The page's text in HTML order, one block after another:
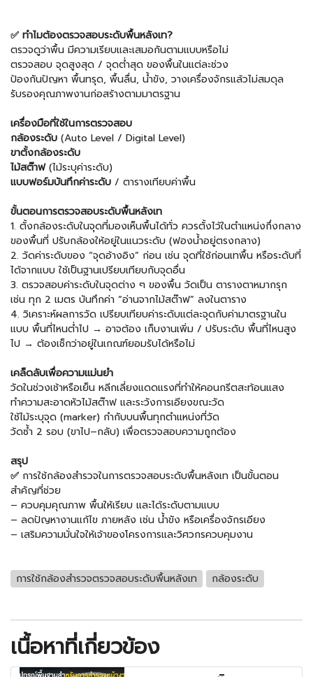
✅ ทำไมต้องตรวจสอบระดับพื้นหลังเท?
ตรวจดูว่าพื้น มีความเรียบและเสมอกันตามแบบหรือไม่
ตรวจสอบ จุดสูงสุด / จุดต่ำสุด ของพื้นในแต่ละช่วง
ป้องกันปัญหา พื้นทรุด, พื้นลื่น, น้ำขัง, วางเครื่องจักรแล้วไม่สมดุล
รับรองคุณภาพงานก่อสร้างตามมาตรฐาน
เครื่องมือที่ใช้ในการตรวจสอบ
กล้องระดับ (Auto Level / Digital Level)
ขาตั้งกล้องระดับ
ไม้สต๊าฟ(ไม้ระบุค่าระดับ)
แบบฟอร์มบันทึกค่าระดับ / ตารางเทียบค่าพื้น
ขั้นตอนการตรวจสอบระดับพื้นหลังเท
1. ตั้งกล้องระดับในจุดที่มองเห็นพื้นได้ทั่ว ควรตั้งไว้ในตำแหน่งกึ่งกลาง
ของพื้นที่ ปรับกล้องให้อยู่ในแนวระดับ (ฟองน้ำอยู่ตรงกลาง)
2. วัดค่าระดับของ “จุดอ้างอิง” ก่อน เช่น จุดที่ใช้ก่อนเทพื้น หรือระดับที่
ได้จากแบบ ใช้เป็นฐานเปรียบเทียบกับจุดอื่น
3. ตรวจสอบค่าระดับในจุดต่าง ๆ ของพื้น วัดเป็น ตารางตาหมากรุก
เช่น ทุก 2 เมตร บันทึกค่า “อ่านจากไม้สต๊าฟ” ลงในตาราง
4. วิเคราะห์ผลการวัด เปรียบเทียบค่าระดับแต่ละจุดกับค่ามาตรฐานใน
แบบ พื้นที่ไหนต่ำไป → อาจต้อง เก็บงานเพิ่ม / ปรับระดับ พื้นที่ไหนสูง
ไป → ต้องเช็กว่าอยู่ในเกณฑ์ยอมรับได้หรือไม่
เคล็ดลับเพื่อความแม่นยำ
วัดในช่วงเช้าหรือเย็น หลีกเลี่ยงแดดแรงที่ทำให้คอนกรีตสะท้อนแสง
ทำความสะอาดหัวไม้สต๊าฟ และระวังการเอียงขณะวัด
ใช้ไม้ระบุจุด (marker) กำกับบนพื้นทุกตำแหน่งที่วัด
วัดซ้ำ 2 รอบ (ขาไป–กลับ) เพื่อตรวจสอบความถูกต้อง
สรุป
✅ การใช้กล้องสำรวจในการตรวจสอบระดับพื้นหลังเท เป็นขั้นตอน
สำคัญที่ช่วย
– ควบคุมคุณภาพ พื้นให้เรียบ และได้ระดับตามแบบ
– ลดปัญหางานแก้ไข ภายหลัง เช่น น้ำขัง หรือเครื่องจักรเอียง
– เสริมความมั่นใจให้เจ้าของโครงการและวิศวกรควบคุมงาน
การใช้กล้องสำรวจตรวจสอบระดับพื้นหลังเท กล้องระดับ
เนื้อหาที่เกี่ยวข้อง